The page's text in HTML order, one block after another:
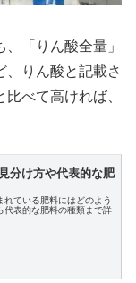
「りん酸全量」
、りん酸と記載さ
べて高ければ、
分け方や代表的な肥
れている肥料にはどのよう
代表的な肥料の種類まで詳